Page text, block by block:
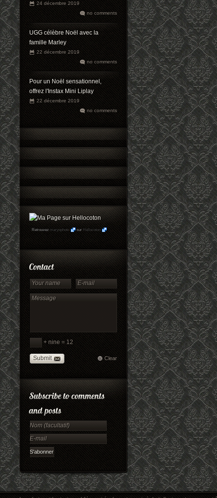
24 décembre 2019
no comments
UGG célèbre Noël avec la
famille Marley
22 décembre 2019
no comments
Pour un Noël sensationnel,
offrez l'Instax Mini Liplay
22 décembre 2019
no comments
Retrouvez maryophoto sur Hellocoton
+ nine = 12
Submit Clear